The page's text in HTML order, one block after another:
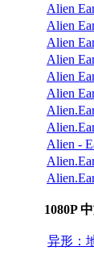
Alien
Alien
Alien
Alien
Alien
Alien
Alien -
1080P
异形：